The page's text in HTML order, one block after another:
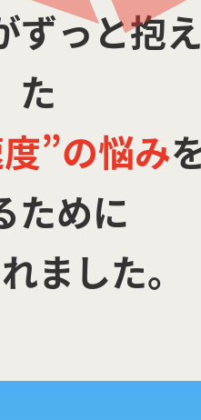
ずっと抱
た
”の悩み
ために
ました。